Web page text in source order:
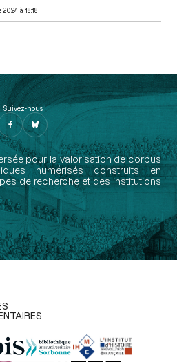
à 18:18
Suivez-nous
pour la valorisation de corpus
numérisés construits en
de recherche et des institutions